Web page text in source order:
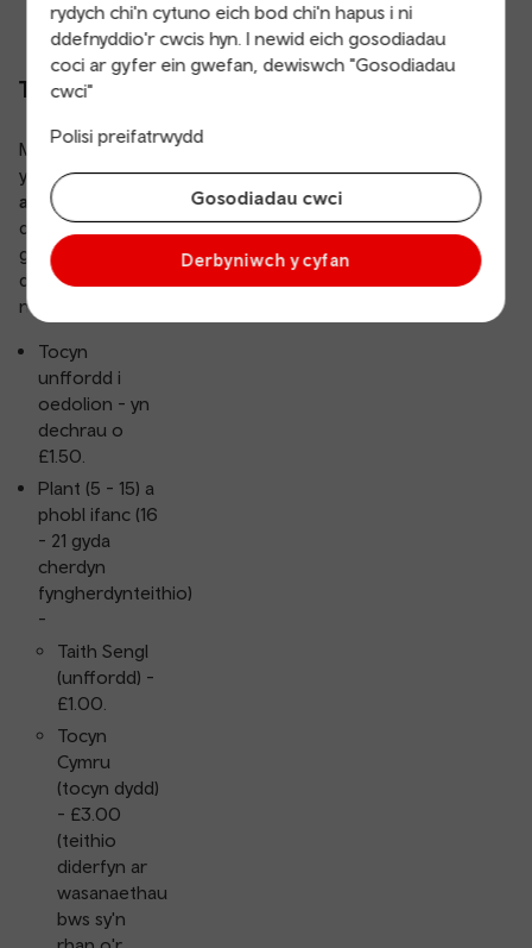
rydych chi'n cytuno eich bod chi'n hapus i ni
ddefnyddio'r cwcis hyn. I newid eich gosodiadau
coci ar gyfer ein gwefan, dewiswch "Gosodiadau
cwci"
Polisi preifatrwydd
Gosodiadau cwci
Derbyniwch y cyfan
Tocynnau
Mae modd talu
ymlaen llaw drwy
ap fflecsi
dalu ar y bws
gyda cherdyn /
dyfais digyswllt
neu arian parod.
Tocyn
unffordd i
oedolion - yn
dechrau o
£1.50.
Plant (5 - 15) a
phobl ifanc (16
- 21 gyda
cherdyn
fyngherdynteithio)
-
Taith Sengl
(unffordd) -
£1.00.
Tocyn
Cymru
(tocyn dydd)
- £3.00
(teithio
diderfyn ar
wasanaethau
bws sy'n